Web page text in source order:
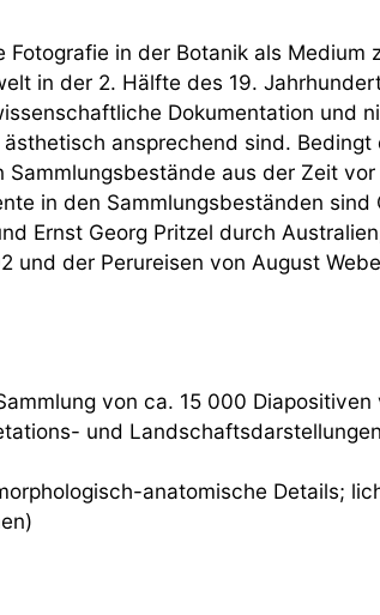
in der Botanik als Medium
in der 2. Hälfte des 19.
Dokumentation und
ansprechend sind. Bedingt
aus der Zeit
in den Sammlungsbeständen sind
Ernst Georg Pritzel durch
und der Perureisen von August
von ca. 15 000 Diapositiven
und
anatomische Details;